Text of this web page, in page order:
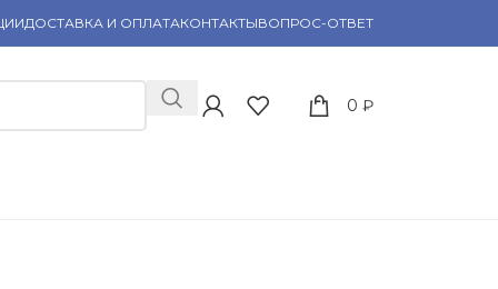
ДОСТАВКА И ОПЛАТАКОНТАКТЫВОПРОС-ОТВЕТ
0 ₽